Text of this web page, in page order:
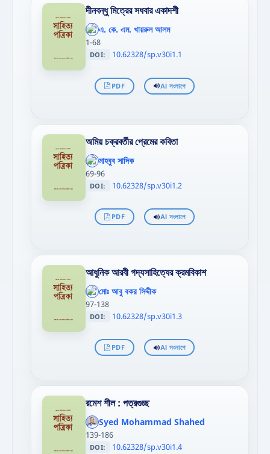
দীনবন্ধু মিত্রের সধবার একাদশী
';
};"
>
এ. কে. এম. খায়রুল আলম
1-68
DOI: 10.62328/sp.v30i1.1
PDF AI সংলাপে
অমিয় চক্রবর্তীর প্রেমের কবিতা
';
};"
>
মাহবুব সাদিক
69-96
DOI: 10.62328/sp.v30i1.2
PDF AI সংলাপে
আধুনিক আরবী গদ্যসাহিত্যের ক্রমবিকাশ
';
};"
>
মোঃ আবু বকর সিদ্দীক
97-138
DOI: 10.62328/sp.v30i1.3
PDF AI সংলাপে
রমেশ শীল : পত্রগুচ্ছ
';
};"
>
Syed Mohammad Shahed
139-186
DOI: 10.62328/sp.v30i1.4